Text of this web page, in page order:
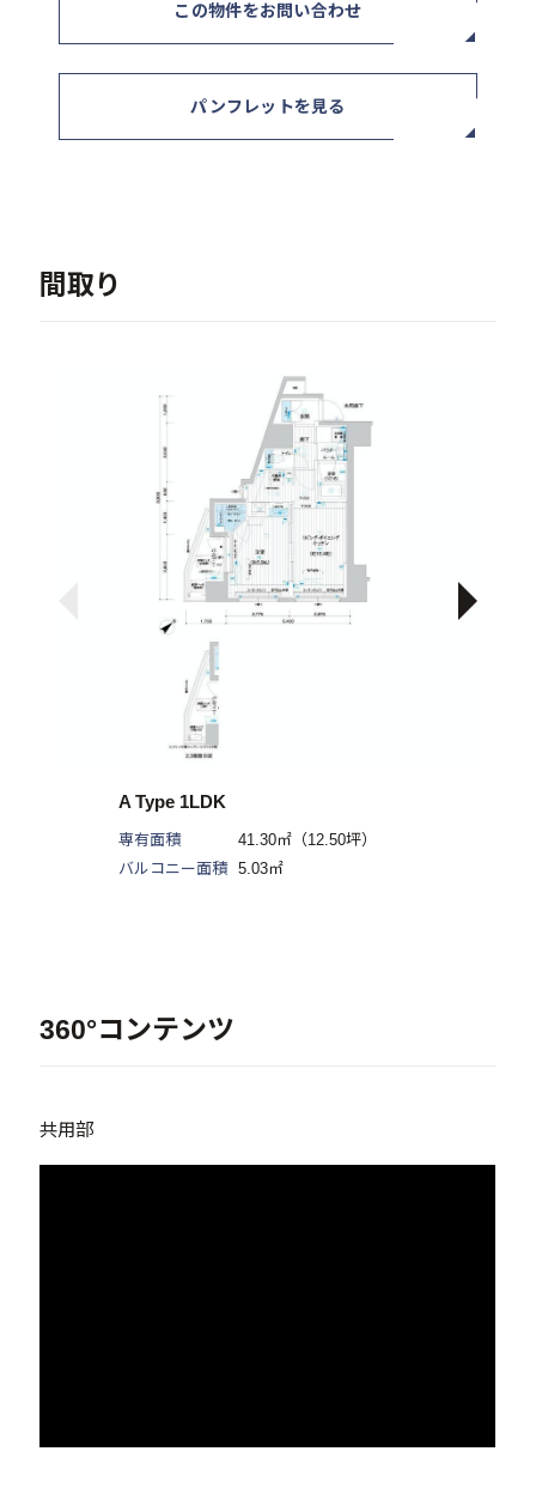
この物件をお問い合わせ
パンフレットを見る
間取り
A Type 1LDK
専有面積
41.30㎡（12.50坪）
バルコニー面積
5.03㎡
360°コンテンツ
共用部